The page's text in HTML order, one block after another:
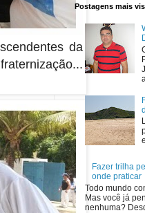
da
Postagens mais
Fazer trilha
onde praticar
Todo mundo
Mas você já
nenhuma?